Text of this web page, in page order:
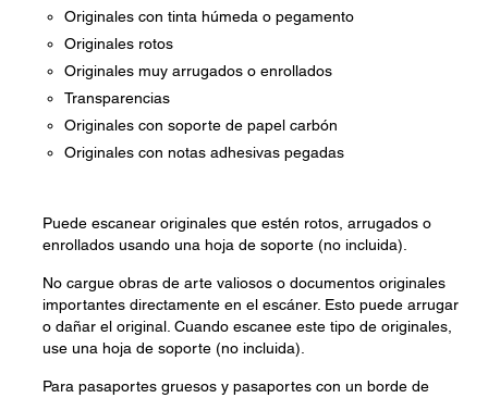
Originales con tinta húmeda o pegamento
Originales rotos
Originales muy arrugados o enrollados
Transparencias
Originales con soporte de papel carbón
Originales con notas adhesivas pegadas
Puede escanear originales que estén rotos, arrugados o
enrollados usando una hoja de soporte (no incluida).
No cargue obras de arte valiosos o documentos originales
importantes directamente en el escáner. Esto puede arrugar
o dañar el original. Cuando escanee este tipo de originales,
use una hoja de soporte (no incluida).
Para pasaportes gruesos y pasaportes con un borde de